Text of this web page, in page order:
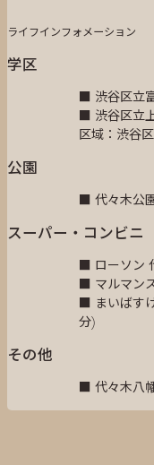
ライフインフォメーション
学区
■ 渋谷区立
■ 渋谷区立
区域：渋谷
公園
■ 代々木公
スーパー・コンビニ
■ ローソン
■ マルマン
■ まいばす
分)
その他
■ 代々木八